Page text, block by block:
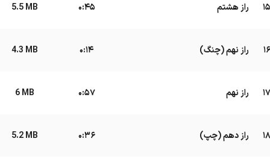
15 راز هشتم 0:45
5.5 MB
16 راز نهم (چنگ) 0:14
4.3 MB
17 راز نهم 0:57
6 MB
18 راز دهم (چپ) 0:36
5.2 MB